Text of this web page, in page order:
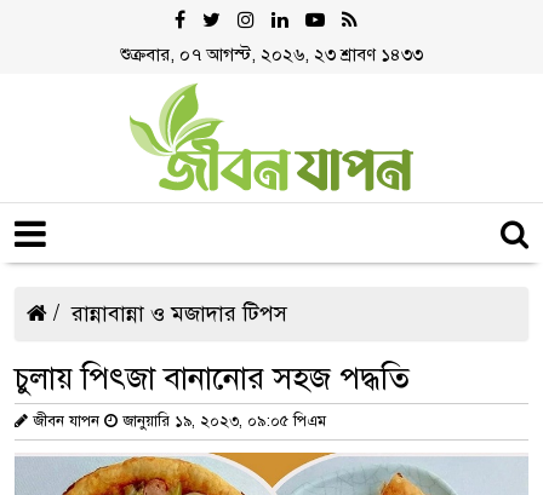
শুক্রবার, ০৭ আগস্ট, ২০২৬, ২৩ শ্রাবণ ১৪৩৩
রান্নাবান্না ও মজাদার টিপস
চুলায় পিৎজা বানানোর সহজ পদ্ধতি
জীবন যাপন জানুয়ারি ১৯, ২০২৩, ০৯:০৫ পিএম